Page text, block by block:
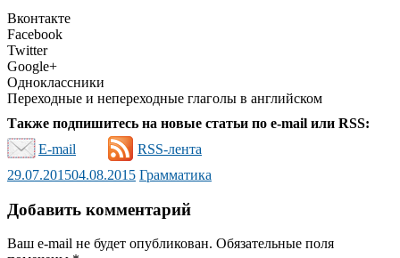
Вконтакте
Facebook
Twitter
Google+
Одноклассники
Переходные и непереходные глаголы в английском
Также подпишитесь на новые статьи по e-mail или RSS:
E-mail
RSS-лента
29.07.201504.08.2015 Грамматика
Добавить комментарий
Ваш e-mail не будет опубликован. Обязательные поля